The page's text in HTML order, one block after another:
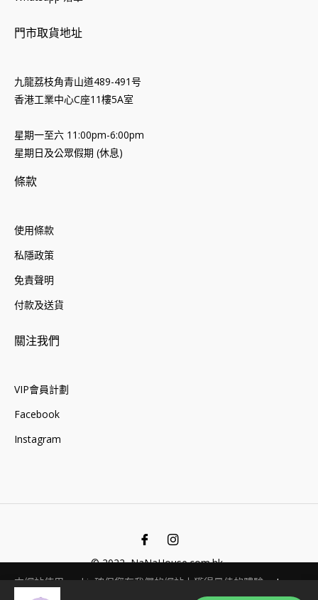
門市取貨地址
九龍荔枝角青山道489-491号
香港工業中心C座11樓5A室
星期一至六 11:00pm-6:00pm
星期日及公眾假期 (休息)
條款
使用條款
私隱政策
免責聲明
付款及送貨
關注我們
VIP會員計劃
Facebook
Instagram
Ins
© 2022, NaNaHouse.com.hk .
本網站使用cookie確保您在我們的網站上獲得最佳的體驗。 Learn